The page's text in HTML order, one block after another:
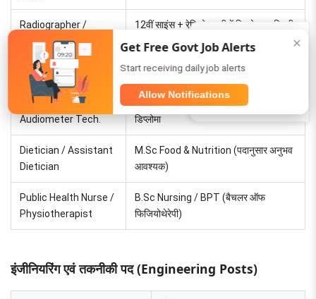
Radiographer /
Radiotherapy Tech.
12वीं साइंस + रेडियोग्राफी में डिप्लोमा या डिग्री
ECG Technician ईसीजी टेक्नोलॉजी में डिप्लोमा
Ophthalmic /
Audiometer Tech.
संबंधित क्षेत्र (ऑप्टोमेट्री/ऑडियोमेट्री) में
डिप्लोमा
Dietician / Assistant
Dietician
M.Sc Food & Nutrition (पदानुसार अनुभव
आवश्यक)
Public Health Nurse /
Physiotherapist
B.Sc Nursing / BPT (बैचलर ऑफ
फिजियोथेरेपी)
इंजीनियरिंग एवं तकनीकी पद (Engineering Posts)
WhatsApp
✕
Get Free Govt Job Alerts
Start receiving daily job alerts
Allow Notifications